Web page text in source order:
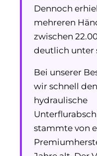
Dennoch
mehreren
zwischen
deutlich unter
Bei unserer
wir schnell
hydraulische
stammte von